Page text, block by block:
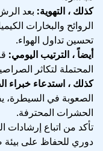
كذلك ، التهوية: بعد
الروائح والبخارات
تحسين تداول الهواء.
أيضاً ، الترتيب اليومي:
المحتملة لتكاثر
كذلك ، استدعاء خبراء
الصعوبة في السيطرة،
الحشرات المحترفة.
تأكد من اتباع
دوري للحفاظ على